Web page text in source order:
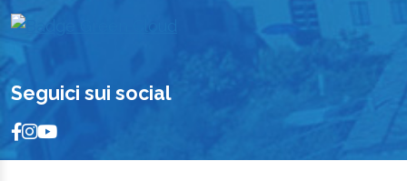
Seguici sui social